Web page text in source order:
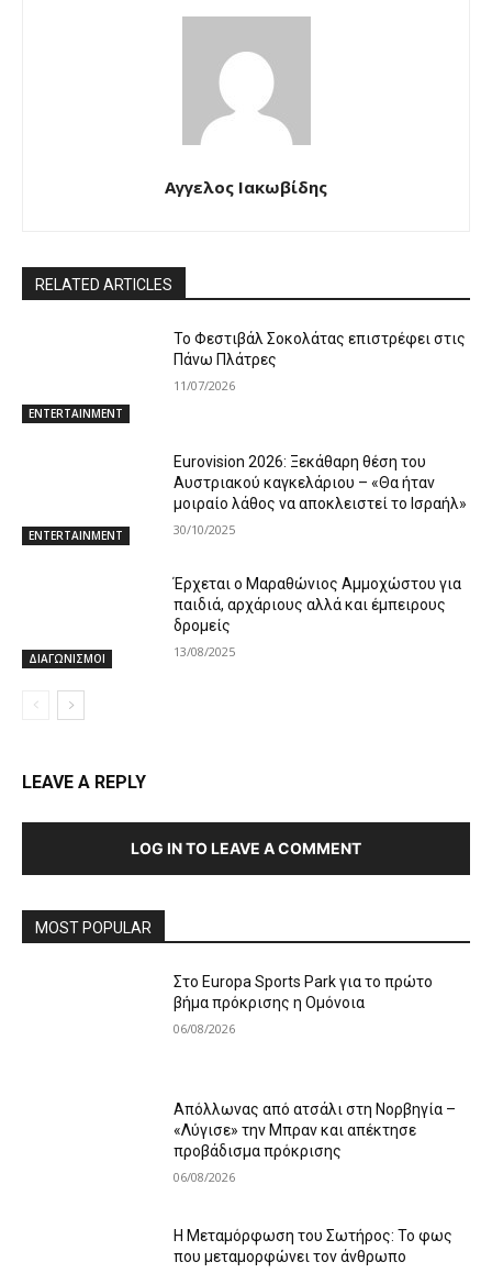
Αγγελος Ιακωβίδης
RELATED ARTICLES
ENTERTAINMENT
Το Φεστιβάλ Σοκολάτας επιστρέφει στις
Πάνω Πλάτρες
11/07/2026
ENTERTAINMENT
Eurovision 2026: Ξεκάθαρη θέση του
Αυστριακού καγκελάριου – «Θα ήταν
μοιραίο λάθος να αποκλειστεί το Ισραήλ»
30/10/2025
ΔΙΑΓΩΝΙΣΜΟΙ
Έρχεται ο Μαραθώνιος Αμμοχώστου για
παιδιά, αρχάριους αλλά και έμπειρους
δρομείς
13/08/2025
LEAVE A REPLY
LOG IN TO LEAVE A COMMENT
MOST POPULAR
Στο Europa Sports Park για το πρώτο
βήμα πρόκρισης η Ομόνοια
06/08/2026
Απόλλωνας από ατσάλι στη Νορβηγία –
«Λύγισε» την Μπραν και απέκτησε
προβάδισμα πρόκρισης
06/08/2026
Η Μεταμόρφωση του Σωτήρος: Το φως
που μεταμορφώνει τον άνθρωπο